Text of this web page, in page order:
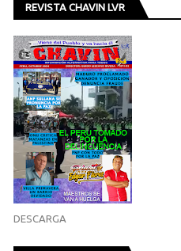
REVISTA CHAVIN LVR
DESCARGA